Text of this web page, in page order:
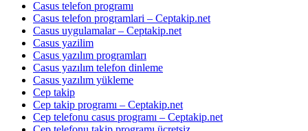
Casus telefon programı
Casus telefon programlari – Ceptakip.net
Casus uygulamalar – Ceptakip.net
Casus yazilim
Casus yazılım programları
Casus yazılım telefon dinleme
Casus yazılım yükleme
Cep takip
Cep takip programı – Ceptakip.net
Cep telefonu casus programı – Ceptakip.net